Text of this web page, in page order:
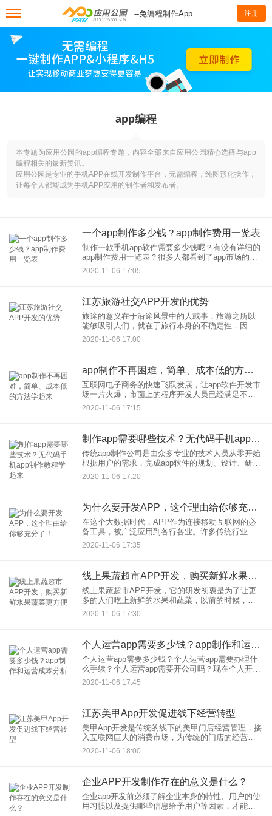
--免编程制作App 注册
app编程
本专题为应用公园的app编程专题，内容全部来自应用公园精心选择与app
编程相关的最新资讯。
应用公园是专业的手机APP在线开发制作平台，无需编程，纯图形化操作，
让每个人都能成为手机APP应用的制作者和发布者。
一个app制作多少钱？app制作费用一览表
制作一款手机app软件需要多少钱呢？有没有详细的
app制作费用一览表？很多人都看到了app市场的红
利，想开发一个自己的app软件，但是app开发相对
专业，咨询市场上多家app开发公司，给到的报价差
2020-11-06 17:05
江苏旅游社交APP开发的优势
旅途的意义在于沿途风景中的人或事，旅游之所以
能够吸引人们，就在于旅行本身的不确定性，因为
在旅游过程中发生的任何事情都是不可预知的，所
以为了方便人们在旅行的过程中进行社交，旅行社
2020-11-06 17:00
app制作不再困难，简单、成本低的方法学起来
互联网电子商务的快速飞跃发展，让app软件开发市
场一片火爆，市面上的程序开发人员已经满足不了
企业有扩张所带来的开发需求。高额的开发费用及
周期也让众多企业望而却步。那有没有简单快速，
2020-11-06 17:15
制作app需要哪些技术？无代码手机app制作教程学起来
传统app制作公司是由众多专业的技术人员从零开始
根据用户的需求，完成app软件的规划、设计、研
发、编程、测试、修改、上架等工作。整个开发过
程需要大量专业技术人员的相互协作才能完成。正
2020-11-06 17:20
为什么要开发APP，这个理由给你够充分了！
在这个大数据时代，APP作为连接移动互联网的必
备工具，被广泛应用到各行各业。许多传统行业洞
察了互联网的先机，纷纷开始着手开发独立APP客
户端，为什么制作app是必要的呢？下面给你几个充
2020-11-06 17:35
线上果蔬超市APP开发，购买新鲜水果蔬菜更方便
线上果蔬超市APP开发，它的研发初衷是为了让更
多的人们吃上新鲜的水果和蔬菜，以前的时候，很
多水果蔬菜由于运送距离的长短和时间的原因，造
成了各个城市之间水果蔬菜的价格差异，明明是同
2020-11-06 17:30
个人运营app需要多少钱？app制作和运营成本分析
个人运营app需要多少钱？个人运营app需要办理什
么手续？个人运营app需要开公司吗？现在个人开发
一套App需要多少钱？ 在移动互联网的时代，手机
App已经成为重要的工具，App制作自然成为很多企
2020-11-06 17:45
江苏美甲App开发促进线下经营转型
美甲App开发是传统的线下的美甲门店经营管理，接
入互联网巨大的消费市场，为传统的门店的经营带
来更好的发展。随着互联网的发展，互联网经济已
经影响到了各行各业的发展，影响到了它们的经营
2020-11-06 18:00
企业APP开发制作存在的意义是什么？
企业app开发前必须了解企业本身的特性、用户的使
用习惯以及提供哪些信息给予用户等因素，才能以